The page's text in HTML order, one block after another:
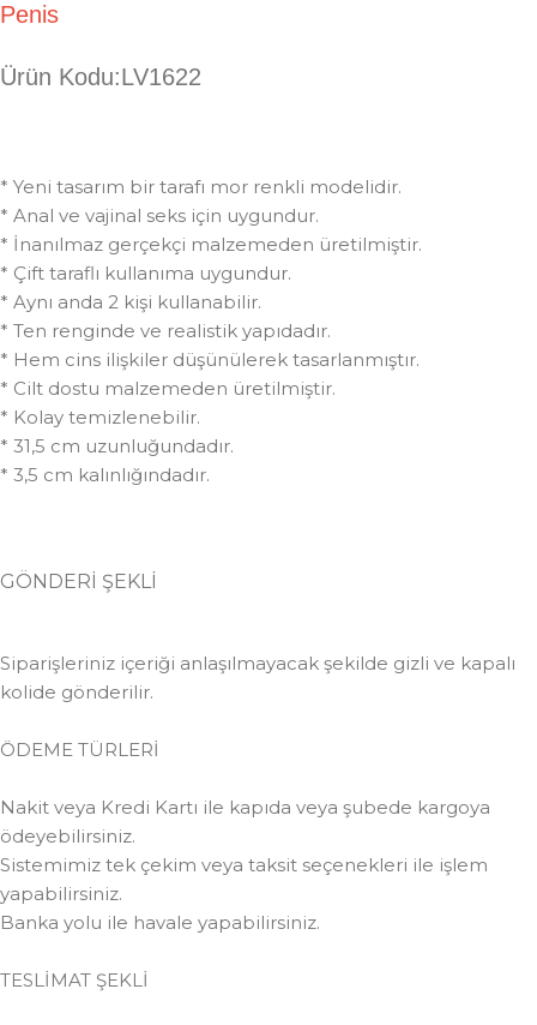
Penis
Ürün Kodu:LV1622
* Yeni tasarım bir tarafı mor renkli modelidir.
* Anal ve vajinal seks için uygundur.
* İnanılmaz gerçekçi malzemeden üretilmiştir.
* Çift taraflı kullanıma uygundur.
* Aynı anda 2 kişi kullanabilir.
* Ten renginde ve realistik yapıdadır.
* Hem cins ilişkiler düşünülerek tasarlanmıştır.
* Cilt dostu malzemeden üretilmiştir.
* Kolay temizlenebilir.
* 31,5 cm uzunluğundadır.
* 3,5 cm kalınlığındadır.
GÖNDERİ ŞEKLİ
Siparişleriniz içeriği anlaşılmayacak şekilde gizli ve kapalı
kolide gönderilir.
ÖDEME TÜRLERİ
Nakit veya Kredi Kartı ile kapıda veya şubede kargoya
ödeyebilirsiniz.
Sistemimiz tek çekim veya taksit seçenekleri ile işlem
yapabilirsiniz.
Banka yolu ile havale yapabilirsiniz.
TESLİMAT ŞEKLİ